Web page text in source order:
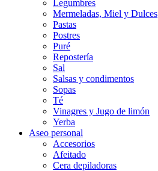
Legumbres
Mermeladas, Miel y Dulces
Pastas
Postres
Puré
Repostería
Sal
Salsas y condimentos
Sopas
Té
Vinagres y Jugo de limón
Yerba
Aseo personal
Accesorios
Afeitado
Cera depiladoras